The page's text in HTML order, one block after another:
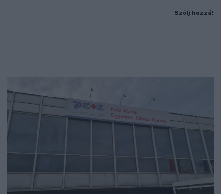
Szólj hozzá!